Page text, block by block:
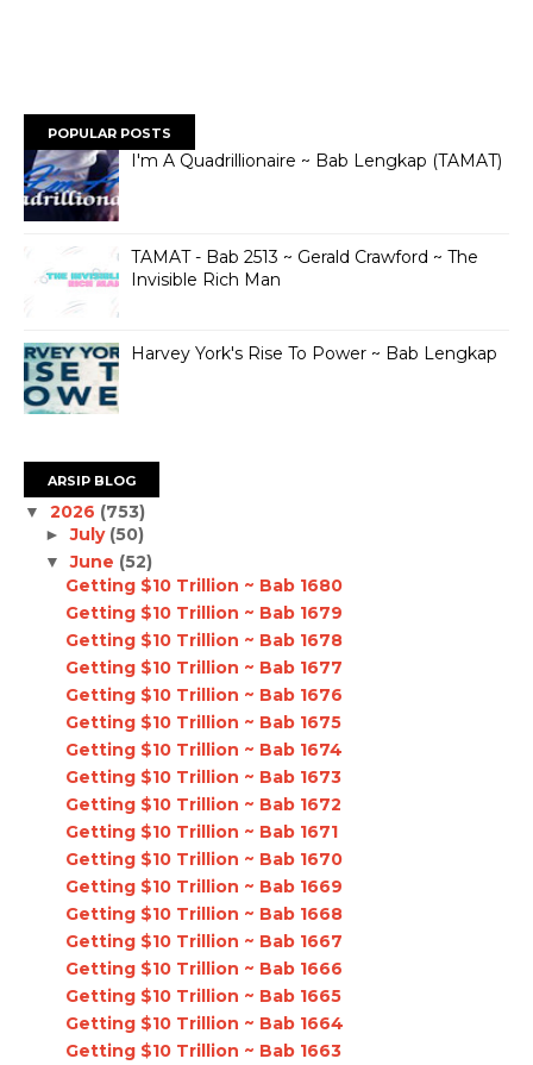
POPULAR POSTS
I'm A Quadrillionaire ~ Bab Lengkap (TAMAT)
TAMAT - Bab 2513 ~ Gerald Crawford ~ The
Invisible Rich Man
Harvey York's Rise To Power ~ Bab Lengkap
ARSIP BLOG
▼ 2026 (753)
►July (50)
▼June (52)
Getting $10 Trillion ~ Bab 1680
Getting $10 Trillion ~ Bab 1679
Getting $10 Trillion ~ Bab 1678
Getting $10 Trillion ~ Bab 1677
Getting $10 Trillion ~ Bab 1676
Getting $10 Trillion ~ Bab 1675
Getting $10 Trillion ~ Bab 1674
Getting $10 Trillion ~ Bab 1673
Getting $10 Trillion ~ Bab 1672
Getting $10 Trillion ~ Bab 1671
Getting $10 Trillion ~ Bab 1670
Getting $10 Trillion ~ Bab 1669
Getting $10 Trillion ~ Bab 1668
Getting $10 Trillion ~ Bab 1667
Getting $10 Trillion ~ Bab 1666
Getting $10 Trillion ~ Bab 1665
Getting $10 Trillion ~ Bab 1664
Getting $10 Trillion ~ Bab 1663